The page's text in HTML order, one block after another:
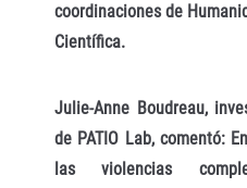
coordinaciones de
Científica.
Julie-Anne Boudreau,
de PATIO Lab, comentó:
las violencias